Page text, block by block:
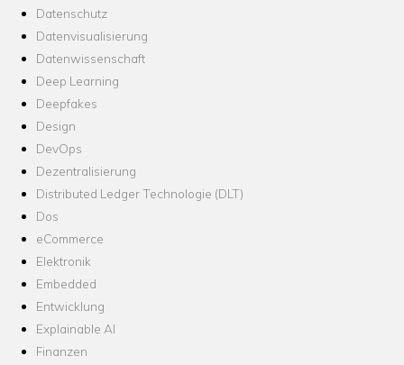
Datenschutz
Datenvisualisierung
Datenwissenschaft
Deep Learning
Deepfakes
Design
DevOps
Dezentralisierung
Distributed Ledger Technologie (DLT)
Dos
eCommerce
Elektronik
Embedded
Entwicklung
Explainable AI
Finanzen